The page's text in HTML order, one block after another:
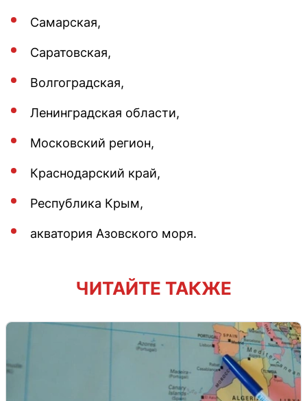
Самарская,
Саратовская,
Волгоградская,
Ленинградская области,
Московский регион,
Краснодарский край,
Республика Крым,
акватория Азовского моря.
ЧИТАЙТЕ ТАКЖЕ